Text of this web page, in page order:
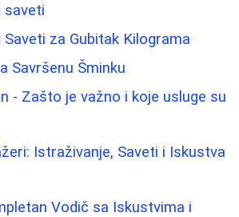
saveti
za Gubitak Kilograma
Savršenu Šminku
- Zašto je važno i koje usluge su
Istraživanje, Saveti i Iskustva
Vodič sa Iskustvima i